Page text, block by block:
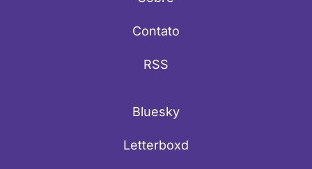
Contato
RSS
Bluesky
Letterboxd